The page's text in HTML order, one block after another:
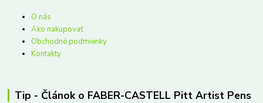
O nás
Ako nakupovať
Obchodné podmienky
Kontakty
Tip - Článok o FABER-CASTELL Pitt Artist Pens